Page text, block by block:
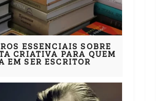
ESSENCIAIS SOBRE
CRIATIVA PARA QUEM
EM SER ESCRITOR